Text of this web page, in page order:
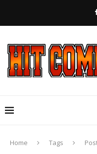
Home Tags